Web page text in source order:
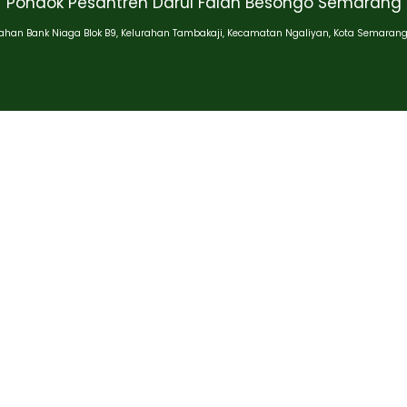
Bank Niaga Blok B9, Kelurahan Tambakaji, Kecamatan Ngaliyan, Kota